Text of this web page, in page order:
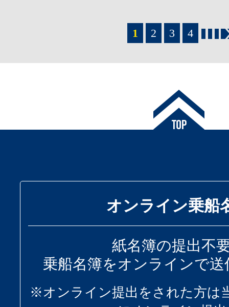
1 2 3 4
オンライン乗船
紙名簿の提出不
乗船名簿をオンラインで
※オンライン提出をされた方は